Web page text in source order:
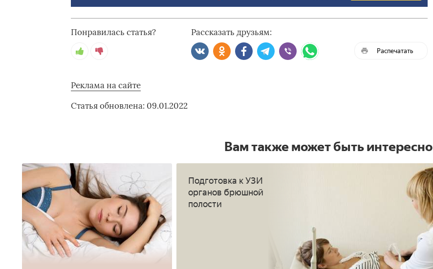
Понравилась статья? Рассказать друзьям:
Распечатать
Реклама на сайте
Статья обновлена: 09.01.2022
Вам также может быть интересно
Подготовка к УЗИ
органов брюшной
полости